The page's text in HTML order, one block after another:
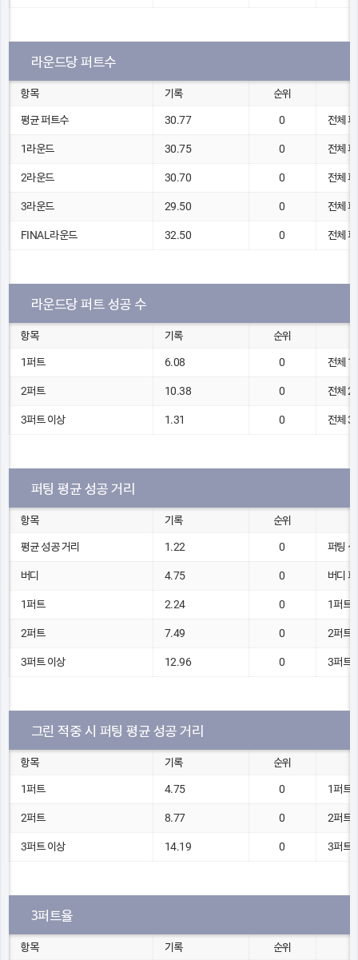
라운드당 퍼트수
항목 기록 순위
평균 퍼트수 30.77 0 전체
1라운드 30.75 0 전체
2라운드 30.70 0 전체
3라운드 29.50 0 전체
FINAL라운드 32.50 0 전체
라운드당 퍼트 성공 수
항목 기록 순위
1퍼트 6.08 0 전체 1
2퍼트 10.38 0 전체 2
3퍼트 이상 1.31 0 전체 3
퍼팅 평균 성공 거리
항목 기록 순위
평균 성공 거리 1.22 0 퍼팅
버디 4.75 0 버디
1퍼트 2.24 0 1퍼트
2퍼트 7.49 0 2퍼트
3퍼트 이상 12.96 0 3퍼트
그린 적중 시 퍼팅 평균 성공 거리
항목 기록 순위
1퍼트 4.75 0 1퍼트
2퍼트 8.77 0 2퍼트
3퍼트 이상 14.19 0 3퍼트
3퍼트율
항목 기록 순위